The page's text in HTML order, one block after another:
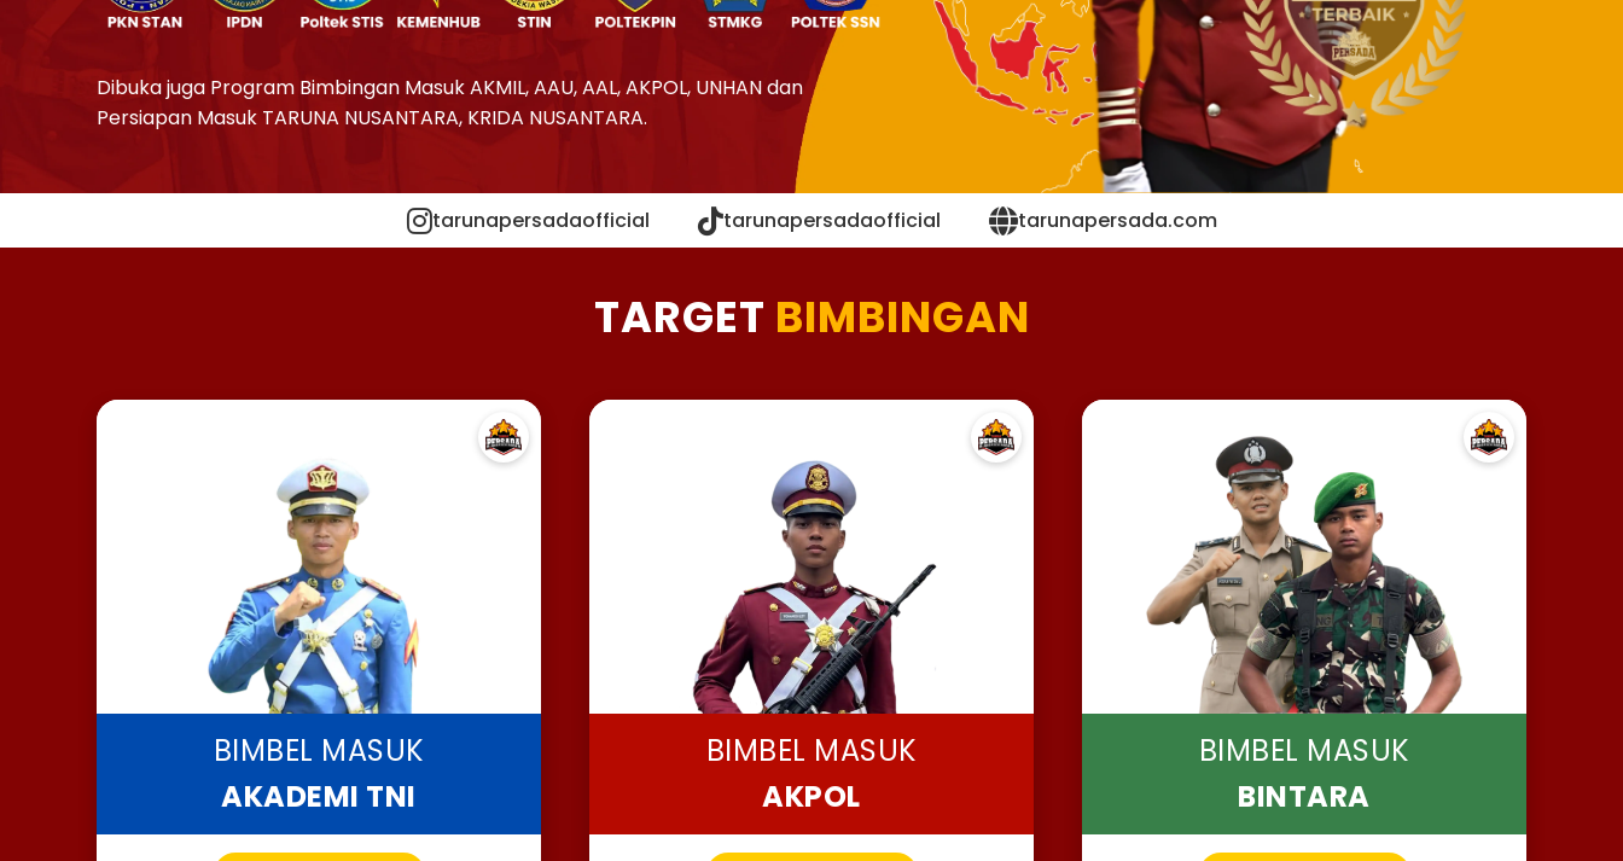
Dibuka juga Program Bimbingan Masuk AKMIL, AAU, AAL, AKPOL, UNHAN dan
Persiapan Masuk TARUNA NUSANTARA, KRIDA NUSANTARA.
tarunapersadaofficial tarunapersadaofficial tarunapersada.com
TARGET BIMBINGAN
BIMBEL MASUK
AKADEMI TNI
BIMBEL MASUK
AKPOL
BIMBEL MASUK
BINTARA